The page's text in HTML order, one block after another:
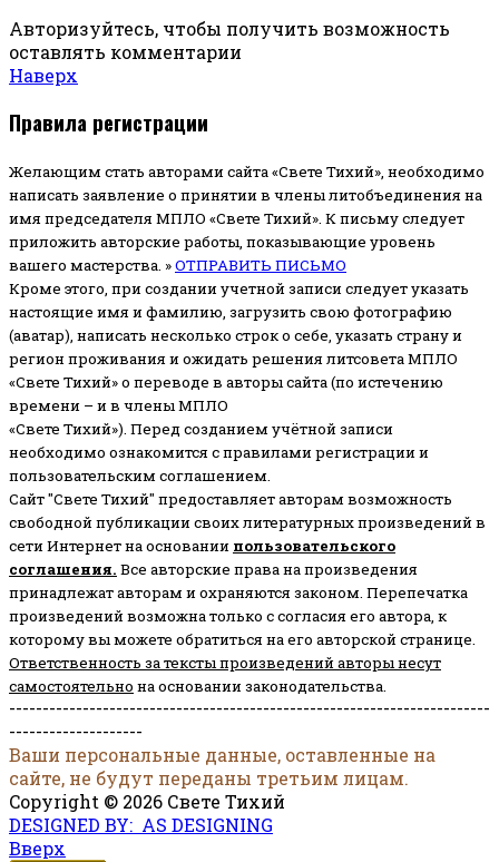
Авторизуйтесь, чтобы получить возможность
оставлять комментарии
Наверх
Правила регистрации
Желающим стать авторами сайта «Свете Тихий», необходимо
написать заявление о принятии в члены литобъединения на
имя председателя МПЛО «Свете Тихий». К письму следует
приложить авторские работы, показывающие уровень
вашего мастерства. »ОТПРАВИТЬ ПИСЬМО
Кроме этого, при создании учетной записи следует указать
настоящие имя и фамилию, загрузить свою фотографию
(аватар), написать несколько строк о себе, указать страну и
регион проживания и ожидать решения литсовета МПЛО
«Свете Тихий» о переводе в авторы сайта (по истечению
времени – и в члены МПЛО
«Свете Тихий»). Перед созданием учётной записи
необходимо ознакомится с правилами регистрации и
пользовательским соглашением.
Сайт "Свете Тихий" предоставляет авторам возможность
свободной публикации своих литературных произведений в
сети Интернет на основании пользовательского
соглашения. Все авторские права на произведения
принадлежат авторам и охраняются законом. Перепечатка
произведений возможна только с согласия его автора, к
которому вы можете обратиться на его авторской странице.
Ответственность за тексты произведений авторы несут
самостоятельно на основании законодательства.
------------------------------------------------------------------------
--------------------
Ваши персональные данные, оставленные на
сайте, не будут переданы третьим лицам.
Copyright © 2026 Свете Тихий
DESIGNED BY: AS DESIGNING
Вверх